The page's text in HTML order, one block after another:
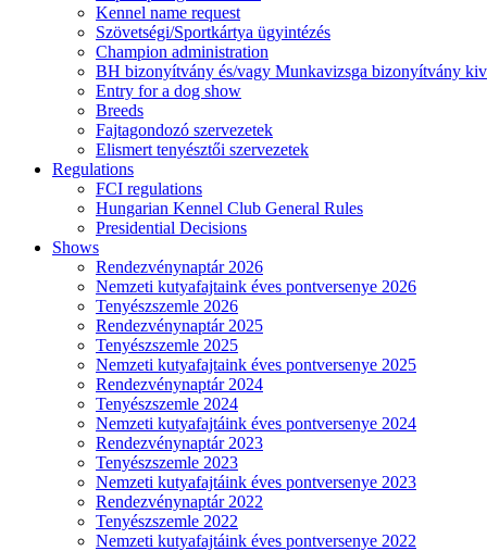
Kennel name request
Szövetségi/Sportkártya ügyintézés
Champion administration
BH bizonyítvány és/vagy Munkavizsga bizonyítvány
Entry for a dog show
Breeds
Fajtagondozó szervezetek
Elismert tenyésztői szervezetek
Regulations
FCI regulations
Hungarian Kennel Club General Rules
Presidential Decisions
Shows
Rendezvénynaptár 2026
Nemzeti kutyafajtaink éves pontversenye 2026
Tenyészszemle 2026
Rendezvénynaptár 2025
Tenyészszemle 2025
Nemzeti kutyafajtaink éves pontversenye 2025
Rendezvénynaptár 2024
Tenyészszemle 2024
Nemzeti kutyafajtáink éves pontversenye 2024
Rendezvénynaptár 2023
Tenyészszemle 2023
Nemzeti kutyafajtáink éves pontversenye 2023
Rendezvénynaptár 2022
Tenyészszemle 2022
Nemzeti kutyafajtáink éves pontversenye 2022